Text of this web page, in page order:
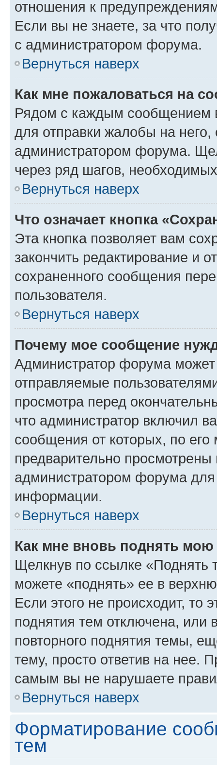
отношения к
Если вы не знаете, за что
с администратором форума.
Вернуться наверх
Как мне пожаловаться на
Рядом с каждым сообщением
для отправки жалобы на
администратором форума.
через ряд шагов,
Вернуться наверх
Что означает кнопка
Эта кнопка позволяет вам
закончить редактирование и
сохраненного сообщения
пользователя.
Вернуться наверх
Почему мое сообщение
Администратор форума
отправляемые
просмотра перед
что администратор включил
сообщения от которых, по
предварительно
администратором форума
информации.
Вернуться наверх
Как мне вновь поднять мою
Щелкнув по ссылке «Поднять
можете «поднять» ее в
Если этого не происходит, то
поднятия тем отключена, или
повторного поднятия темы,
тему, просто ответив на нее.
самым вы не нарушаете
Вернуться наверх
Форматирование
тем